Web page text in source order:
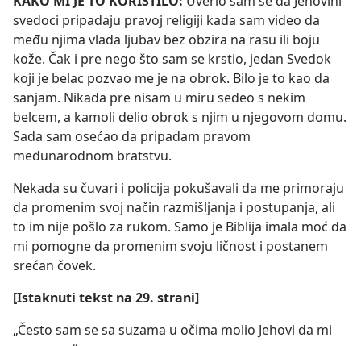
svedoci pripadaju pravoj religiji kada sam video da
među njima vlada ljubav bez obzira na rasu ili boju
kože. Čak i pre nego što sam se krstio, jedan Svedok
koji je belac pozvao me je na obrok. Bilo je to kao da
sanjam. Nikada pre nisam u miru sedeo s nekim
belcem, a kamoli delio obrok s njim u njegovom domu.
Sada sam osećao da pripadam pravom
međunarodnom bratstvu.
Nekada su čuvari i policija pokušavali da me primoraju
da promenim svoj način razmišljanja i postupanja, ali
to im nije pošlo za rukom. Samo je Biblija imala moć da
mi pomogne da promenim svoju ličnost i postanem
srećan čovek.
[Istaknuti tekst na 29. strani]
„Često sam se sa suzama u očima molio Jehovi da mi